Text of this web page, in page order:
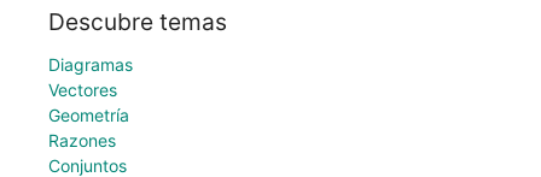
Descubre temas
Diagramas
Vectores
Geometría
Razones
Conjuntos